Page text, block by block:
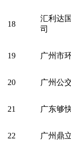
18
汇利达
司
19 广州市
20 广州公
21 广东够
22 广州鼎